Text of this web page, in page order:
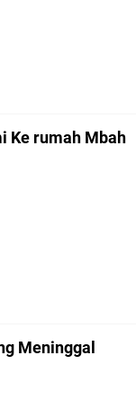
Ke rumah Mbah
Meninggal